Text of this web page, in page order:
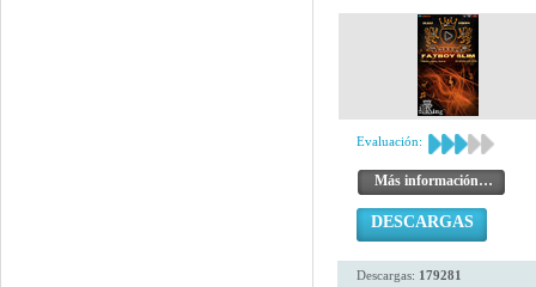
Evaluación:
Más información…
DESCARGAS
Descargas: 179281